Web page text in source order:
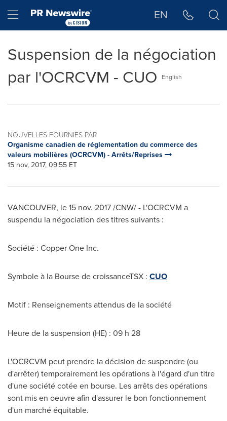
Hamburger menu EN
Suspension de la négociation
par l'OCRCVM - CUO
English
NOUVELLES FOURNIES PAR
Organisme canadien de réglementation du commerce des
valeurs mobilières (OCRCVM) - Arrêts/Reprises
15 nov, 2017, 09:55 ET
VANCOUVER, le15 nov. 2017/CNW/ - L'OCRCVM a
suspendu la négociation des titres suivants :
Société : Copper One Inc.
Symbole à la Bourse de croissanceTSX : CUO
Motif : Renseignements attendus de la société
Heure de la suspension (HE) : 09 h 28
L'OCRCVM peut prendre la décision de suspendre (ou
d'arrêter) temporairement les opérations à l'égard d'un titre
d'une société cotée en bourse. Les arrêts des opérations
sont mis en oeuvre afin d'assurer le bon fonctionnement
d'un marché équitable.